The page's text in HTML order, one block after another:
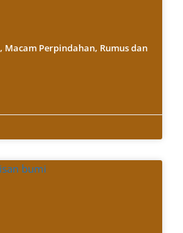
Macam Perpindahan, Rumus dan